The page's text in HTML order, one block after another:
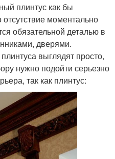
плинтус как бы
отсутствие моментально
обязательной деталью в
дверями.
выглядят просто,
нужно подойти серьезно
так как плинтус: